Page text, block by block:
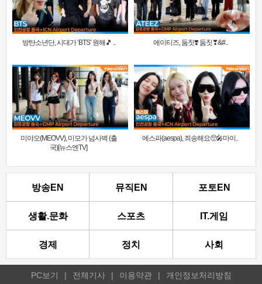
방탄소년단, 시대가 ‘BTS’ 원해🎵 .. 에이티즈, 둠칫❣️ 둠칫❣&#..
미야오(MEOVV), 미모가 넘사벽 (출
국)[뉴스엔TV]
에스파(aespa), 죄송해요🥺🎤마이..
방송EN 뮤직EN 포토EN
생활.문화 스포츠 IT.게임
경제 정치 사회
PC보기 | 전체기사 | 이용약관 | 개인정보처리방침